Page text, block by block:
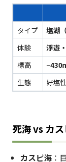
タイプ
塩湖
体験
浮遊
標高
生態
好塩
死海 vs カ
カスピ海 ：